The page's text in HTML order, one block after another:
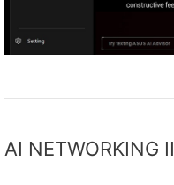
AI NETWORKING II​